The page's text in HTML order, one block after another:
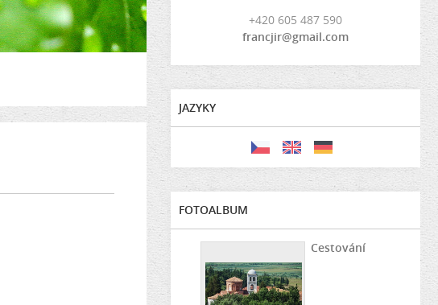
+420 605 487 590
francjir@gmail.com
JAZYKY
FOTOALBUM
Cestování